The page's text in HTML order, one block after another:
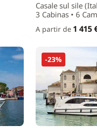
Casale sul sile
3 Cabinas • 6
A partir de 1 415
-23%